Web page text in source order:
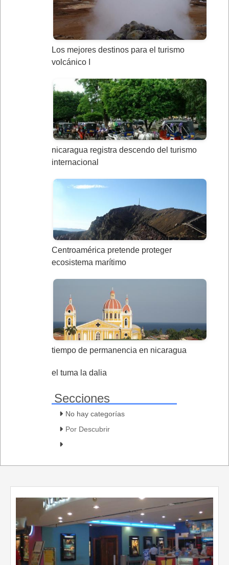
Los mejores destinos para el turismo
volcánico I
nicaragua registra descendo del turismo
internacional
Centroamérica pretende proteger
ecosistema marítimo
tiempo de permanencia en nicaragua
el tuma la dalia
Secciones
No hay categorías
Por Descubrir